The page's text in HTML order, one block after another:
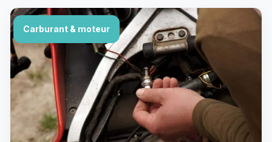
Carburant & moteur